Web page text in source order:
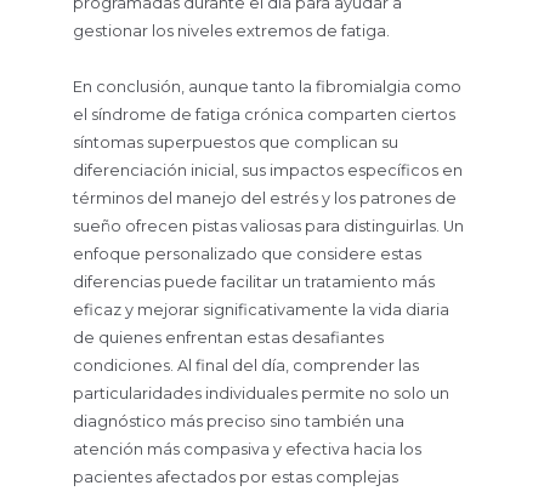
gestionar los niveles extremos de fatiga.
En conclusión, aunque tanto la fibromialgia como
el síndrome de fatiga crónica comparten ciertos
síntomas superpuestos que complican su
diferenciación inicial, sus impactos específicos en
términos del manejo del estrés y los patrones de
sueño ofrecen pistas valiosas para distinguirlas. Un
enfoque personalizado que considere estas
diferencias puede facilitar un tratamiento más
eficaz y mejorar significativamente la vida diaria
de quienes enfrentan estas desafiantes
condiciones. Al final del día, comprender las
particularidades individuales permite no solo un
diagnóstico más preciso sino también una
atención más compasiva y efectiva hacia los
pacientes afectados por estas complejas